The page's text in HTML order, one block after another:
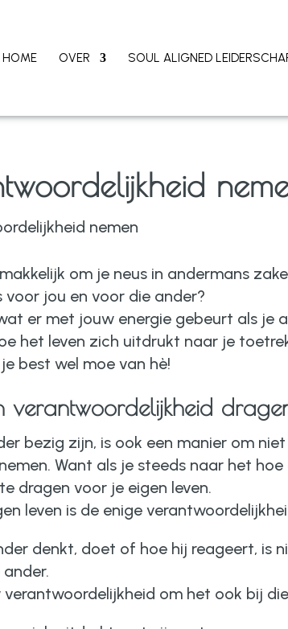
HOME OVER SOUL ALIGNED
om je neus in andermans
voor jou en voor die ander?
er met jouw energie gebeurt als je
het leven zich uitdrukt naar je
best wel moe van hè!
verantwoordelijkheid
bezig zijn, is ook een manier om
Want als je steeds naar het
dragen voor je eigen leven.
leven is de enige
denkt, doet of hoe hij reageert, is
verantwoordelijkheid om het ook bij